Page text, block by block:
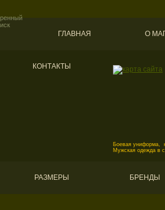
ГЛАВНАЯ О
КОНТАКТЫ
Боевая униформа,
Мужская одежда в
РАЗМЕРЫ БРЕНДЫ